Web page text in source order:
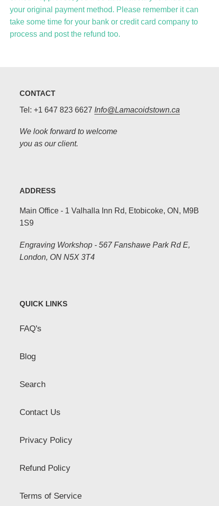
your original payment method. Please remember it can
take some time for your bank or credit card company to
process and post the refund too.
CONTACT
Tel: +1 647 823 6627 Info@Lamacoidstown.ca
We look forward to welcome
you as our client.
ADDRESS
Main Office - 1 Valhalla Inn Rd, Etobicoke, ON, M9B
1S9
Engraving Workshop - 567 Fanshawe Park Rd E,
London, ON N5X 3T4
QUICK LINKS
FAQ's
Blog
Search
Contact Us
Privacy Policy
Refund Policy
Terms of Service